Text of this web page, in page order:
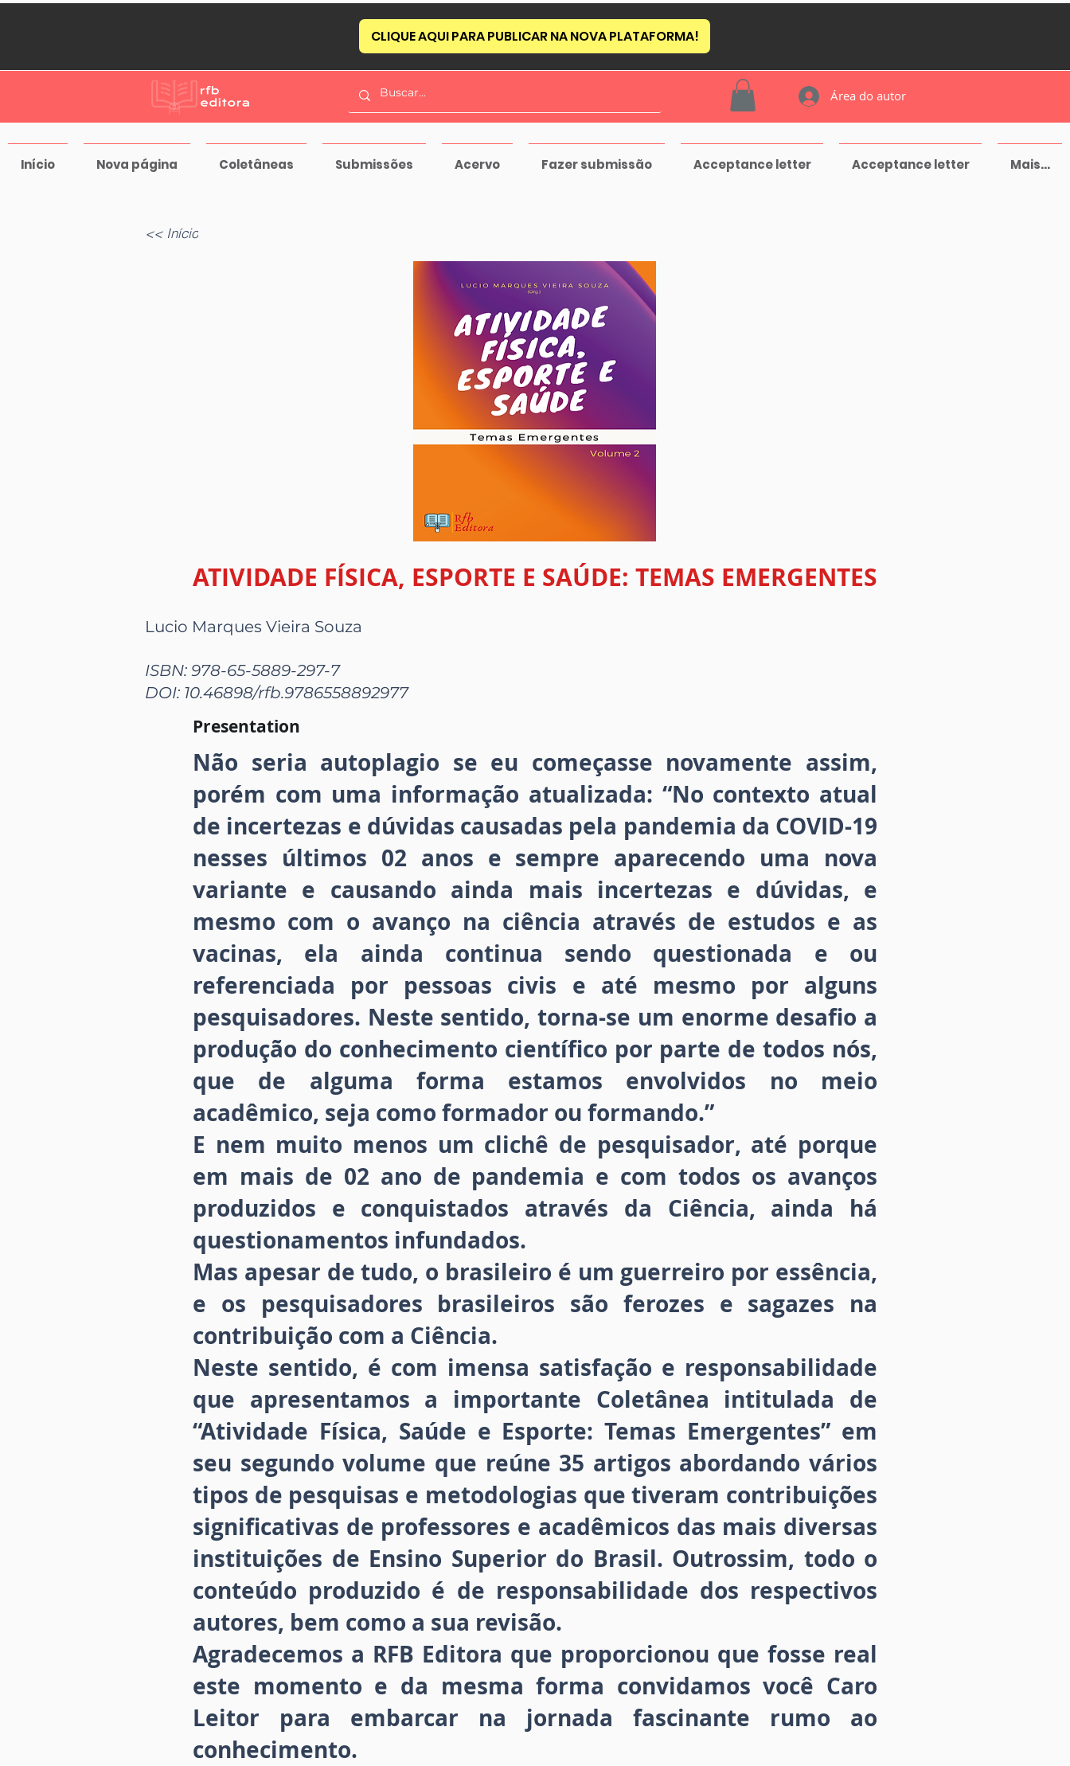
CLIQUE AQUI PARA PUBLICAR NA NOVA PLATAFORMA!
Área do autor
Início Nova página Coletâneas Submissões Acervo Fazer submissão Acceptance letter Acceptance letter Mais...
<< Início
ATIVIDADE FÍSICA, ESPORTE E SAÚDE: TEMAS EMERGENTES
Lucio Marques Vieira Souza
ISBN: 978-65-5889-297-7
DOI: 10.46898/rfb.9786558892977
Presentation
Não seria autoplagio se eu começasse novamente assim,
porém com uma informação atualizada: “No contexto atual
de incertezas e dúvidas causadas pela pandemia da COVID-19
nesses últimos 02 anos e sempre aparecendo uma nova
variante e causando ainda mais incertezas e dúvidas, e
mesmo com o avanço na ciência através de estudos e as
vacinas, ela ainda continua sendo questionada e ou
referenciada por pessoas civis e até mesmo por alguns
pesquisadores. Neste sentido, torna-se um enorme desafio a
produção do conhecimento científico por parte de todos nós,
que de alguma forma estamos envolvidos no meio
acadêmico, seja como formador ou formando.”
E nem muito menos um clichê de pesquisador, até porque
em mais de 02 ano de pandemia e com todos os avanços
produzidos e conquistados através da Ciência, ainda há
questionamentos infundados.
Mas apesar de tudo, o brasileiro é um guerreiro por essência,
e os pesquisadores brasileiros são ferozes e sagazes na
contribuição com a Ciência.
Neste sentido, é com imensa satisfação e responsabilidade
que apresentamos a importante Coletânea intitulada de
“Atividade Física, Saúde e Esporte: Temas Emergentes” em
seu segundo volume que reúne 35 artigos abordando vários
tipos de pesquisas e metodologias que tiveram contribuições
significativas de professores e acadêmicos das mais diversas
instituições de Ensino Superior do Brasil. Outrossim, todo o
conteúdo produzido é de responsabilidade dos respectivos
autores, bem como a sua revisão.
Agradecemos a RFB Editora que proporcionou que fosse real
este momento e da mesma forma convidamos você Caro
Leitor para embarcar na jornada fascinante rumo ao
conhecimento.